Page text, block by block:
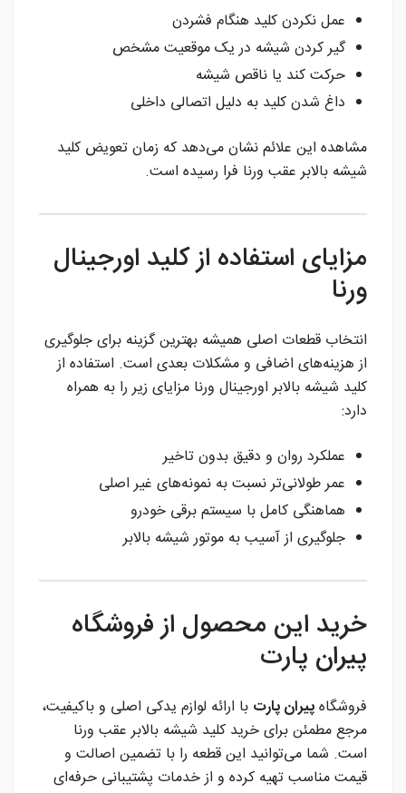
عمل نکردن کلید هنگام فشردن
گیر کردن شیشه در یک موقعیت مشخص
حرکت کند یا ناقص شیشه
داغ شدن کلید به دلیل اتصالی داخلی
مشاهده این علائم نشان می‌دهد که زمان تعویض کلید
شیشه بالابر عقب ورنا فرا رسیده است.
مزایای استفاده از کلید اورجینال
ورنا
انتخاب قطعات اصلی همیشه بهترین گزینه برای جلوگیری
از هزینه‌های اضافی و مشکلات بعدی است. استفاده از
کلید شیشه بالابر اورجینال ورنا مزایای زیر را به همراه
دارد:
عملکرد روان و دقیق بدون تاخیر
عمر طولانی‌تر نسبت به نمونه‌های غیر اصلی
هماهنگی کامل با سیستم برقی خودرو
جلوگیری از آسیب به موتور شیشه بالابر
خرید این محصول از فروشگاه
پیران پارت
فروشگاهپیران پارت با ارائه لوازم یدکی اصلی و باکیفیت،
مرجع مطمئن برای خرید کلید شیشه بالابر عقب ورنا
است. شما می‌توانید این قطعه را با تضمین اصالت و
قیمت مناسب تهیه کرده و از خدمات پشتیبانی حرفه‌ای